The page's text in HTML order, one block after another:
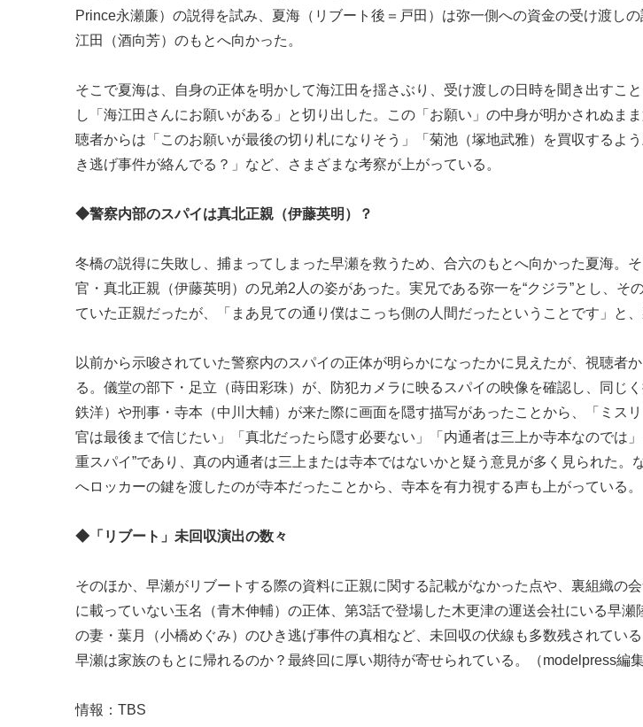
Prince永瀬廉）の説得を試み、夏海（リブート後＝戸田）は弥一側への資金の受け渡し
江田（酒向芳）のもとへ向かった。
そこで夏海は、自身の正体を明かして海江田を揺さぶり、受け渡しの日時を聞き出すこ
し「海江田さんにお願いがある」と切り出した。この「お願い」の中身が明かされぬま
聴者からは「このお願いが最後の切り札になりそう」「菊池（塚地武雅）を買収するよ
き逃げ事件が絡んでる？」など、さまざまな考察が上がっている。
◆警察内部のスパイは真北正親（伊藤英明）？
冬橋の説得に失敗し、捕まってしまった早瀬を救うため、合六のもとへ向かった夏海。
官・真北正親（伊藤英明）の兄弟2人の姿があった。実兄である弥一を“クジラ”とし、そ
ていた正親だったが、「まあ見ての通り僕はこっち側の人間だったということです」と
以前から示唆されていた警察内のスパイの正体が明らかになったかに見えたが、視聴者
る。儀堂の部下・足立（蒔田彩珠）が、防犯カメラに映るスパイの映像を確認し、同じ
鉄洋）や刑事・寺本（中川大輔）が来た際に画面を隠す描写があったことから、「ミス
官は最後まで信じたい」「真北だったら隠す必要ない」「内通者は三上か寺本なのでは
重スパイ”であり、真の内通者は三上または寺本ではないかと疑う意見が多く見られた。
へロッカーの鍵を渡したのが寺本だったことから、寺本を有力視する声も上がっている。
◆「リブート」未回収演出の数々
そのほか、早瀬がリブートする際の資料に正親に関する記載がなかった点や、裏組織の
に載っていない玉名（青木伸輔）の正体、第3話で登場した木更津の運送会社にいる早瀬
の妻・葉月（小橋めぐみ）のひき逃げ事件の真相など、未回収の伏線も多数残されてい
早瀬は家族のもとに帰れるのか？最終回に厚い期待が寄せられている。（modelpress編集
情報：TBS